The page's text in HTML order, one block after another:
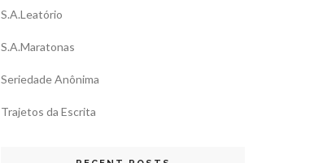
S.A.Leatório
S.A.Maratonas
Seriedade Anônima
Trajetos da Escrita